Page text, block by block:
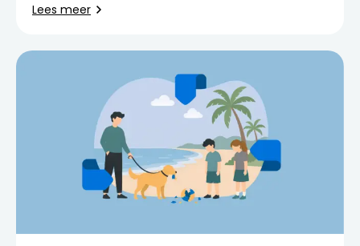
Lees meer